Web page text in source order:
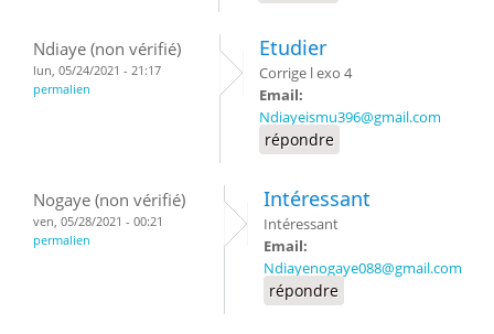
Ndiaye (non vérifié)
lun, 05/24/2021 - 21:17
permalien
Etudier
Corrige l exo 4
Email:
Ndiayeismu396@gmail.com
répondre
Nogaye (non vérifié)
ven, 05/28/2021 - 00:21
permalien
Intéressant
Intéressant
Email:
Ndiayenogaye088@gmail.com
répondre